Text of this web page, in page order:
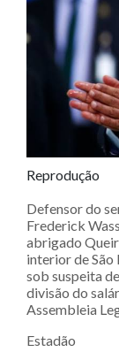
Reprodução
Defensor do
Frederick
abrigado
interior de São
sob suspeita
divisão do
Assembleia
Estadão